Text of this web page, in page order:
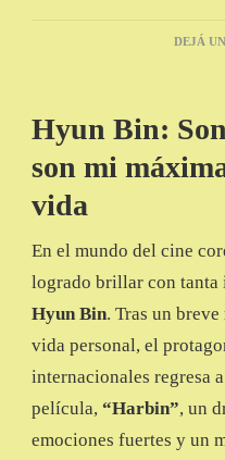
DEJÁ
Hyun Bin:
son mi
vida
En el mundo del cine
logrado brillar con tanta
Hyun Bin. Tras un
vida personal, el
internacionales regresa
película, “Harbin”, un
emociones fuertes y un